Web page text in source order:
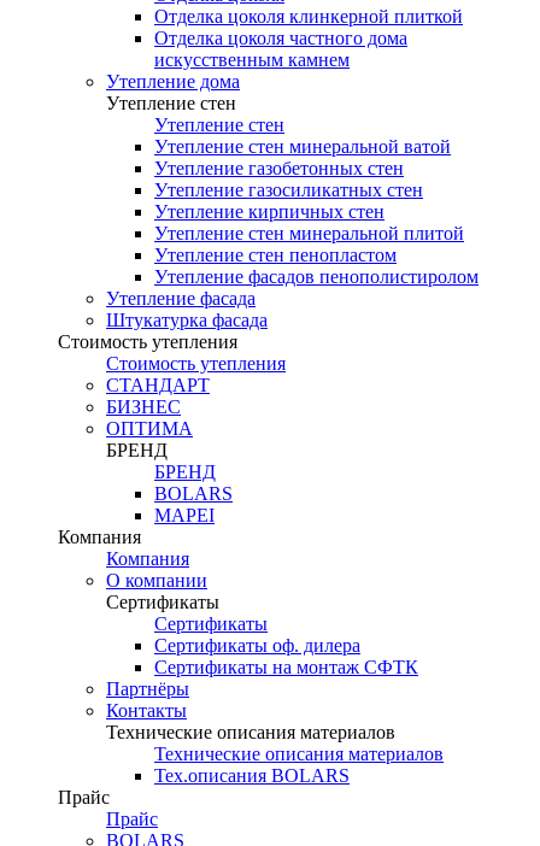
Отделка цоколя клинкерной плиткой
Отделка цоколя частного дома
искусственным камнем
Утепление дома
Утепление стен
Утепление стен
Утепление стен минеральной ватой
Утепление газобетонных стен
Утепление газосиликатных стен
Утепление кирпичных стен
Утепление стен минеральной плитой
Утепление стен пенопластом
Утепление фасадов пенополистиролом
Утепление фасада
Штукатурка фасада
Стоимость утепления
Стоимость утепления
СТАНДАРТ
БИЗНЕС
ОПТИМА
БРЕНД
БРЕНД
BOLARS
MAPEI
Компания
Компания
О компании
Сертификаты
Сертификаты
Сертификаты оф. дилера
Сертификаты на монтаж СФТК
Партнёры
Контакты
Технические описания материалов
Технические описания материалов
Тех.описания BOLARS
Прайс
Прайс
BOLARS